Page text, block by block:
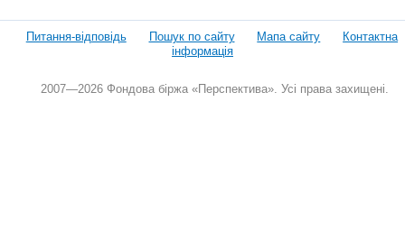
Питання-відповідь Пошук по сайту Мапа сайту
Контактна
інформація
2007—2026 Фондова біржа «Перспектива». Усі права захищені.